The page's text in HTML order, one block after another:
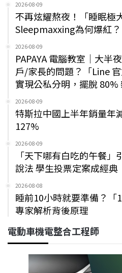
2026-08-09
不再炫耀熬夜！「睡眠極
Sleepmaxxing為何爆紅？
2026-08-09
PAPAYA 電腦教室｜大半
戶/家長的問題？「Line
實現公私分明，擺脫 80%
2026-08-09
特斯拉中國上半年銷量年
127%
2026-08-09
「天下哪有白吃的午餐
說法 學生投票定案成經典
2026-08-08
睡前10小時就要準備？
專家解析背後原理
電動車機電整合工程師